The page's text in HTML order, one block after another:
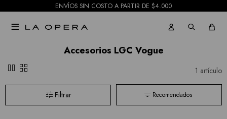
ENVÍOS SIN COSTO A PARTIR DE $4.000

Accesorios LGC Vogue
pause grid_view 1 artículo
Recomendados
Shorts
Tash &
Sophie
Current